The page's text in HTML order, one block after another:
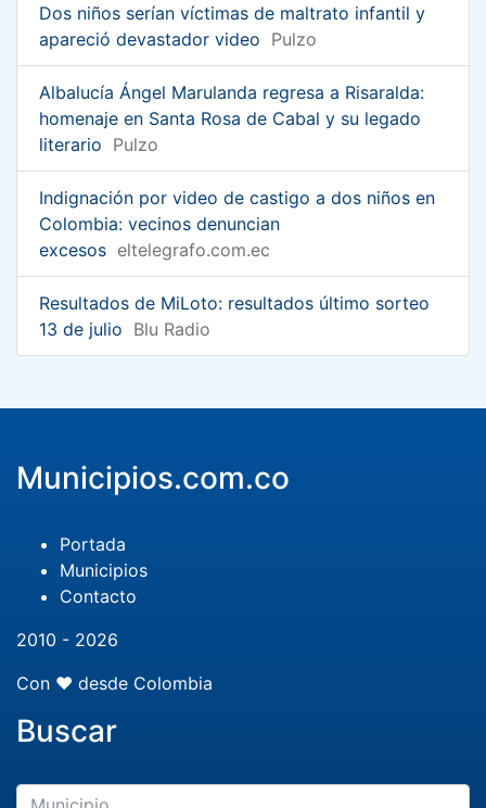
Dos niños serían víctimas de maltrato infantil y
apareció devastador video Pulzo
Albalucía Ángel Marulanda regresa a Risaralda:
homenaje en Santa Rosa de Cabal y su legado
literario Pulzo
Indignación por video de castigo a dos niños en
Colombia: vecinos denuncian
excesos eltelegrafo.com.ec
Resultados de MiLoto: resultados último sorteo
13 de julio Blu Radio
Municipios.com.co
Portada
Municipios
Contacto
2010 - 2026
Con ❤️ desde Colombia
Buscar